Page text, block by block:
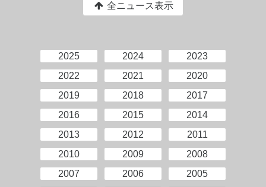
全ニュース表示
2025 2024
2023
2022
2021
2020
2019
2018
2017
2016
2015
2014
2013
2012
2011
2010
2009
2008
2007
2006
2005